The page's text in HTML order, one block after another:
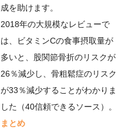
成を助けます。
2018年の大規模なレビューで
は、ビタミンCの食事摂取量が
多いと、股関節骨折のリスクが
26％減少し、骨粗鬆症のリスク
が33％減少することがわかりま
した（40信頼できるソース ）。
まとめ